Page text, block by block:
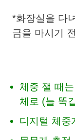
*화장실을 다
금을 마시기 전
체중 잴 때
체로 (늘 똑
디지털 체중